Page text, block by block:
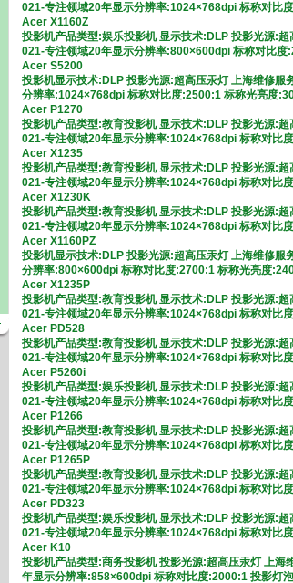
021-专注领域20年显示分辨率:1024×768dpi 标称对比
Acer X1160Z
投影机产品类型:娱乐投影机 显示技术:DLP 投影光源:
021-专注领域20年显示分辨率:800×600dpi 标称对比度
Acer S5200
投影机显示技术:DLP 投影光源:超高压汞灯 上海维修
分辨率:1024×768dpi 标称对比度:2500:1 标称光亮度
Acer P1270
投影机产品类型:教育投影机 显示技术:DLP 投影光源:
021-专注领域20年显示分辨率:1024×768dpi 标称对比
Acer X1235
投影机产品类型:教育投影机 显示技术:DLP 投影光源:
021-专注领域20年显示分辨率:1024×768dpi 标称对比
Acer X1230K
投影机产品类型:教育投影机 显示技术:DLP 投影光源:
021-专注领域20年显示分辨率:1024×768dpi 标称对比
Acer X1160PZ
投影机显示技术:DLP 投影光源:超高压汞灯 上海维修
分辨率:800×600dpi 标称对比度:2700:1 标称光亮度
Acer X1235P
投影机产品类型:教育投影机 显示技术:DLP 投影光源:
021-专注领域20年显示分辨率:1024×768dpi 标称对比
Acer PD528
投影机产品类型:教育投影机 显示技术:DLP 投影光源:
021-专注领域20年显示分辨率:1024×768dpi 标称对比
Acer P5260i
投影机产品类型:娱乐投影机 显示技术:DLP 投影光源:
021-专注领域20年显示分辨率:1024×768dpi 标称对比
Acer P1266
投影机产品类型:教育投影机 显示技术:DLP 投影光源:
021-专注领域20年显示分辨率:1024×768dpi 标称对比
Acer P1265P
投影机产品类型:教育投影机 显示技术:DLP 投影光源:
021-专注领域20年显示分辨率:1024×768dpi 标称对比
Acer PD323
投影机产品类型:娱乐投影机 显示技术:DLP 投影光源:
021-专注领域20年显示分辨率:1024×768dpi 标称对比
Acer K10
投影机产品类型:商务投影机 投影光源:超高压汞灯 上
年显示分辨率:858×600dpi 标称对比度:2000:1 投影灯